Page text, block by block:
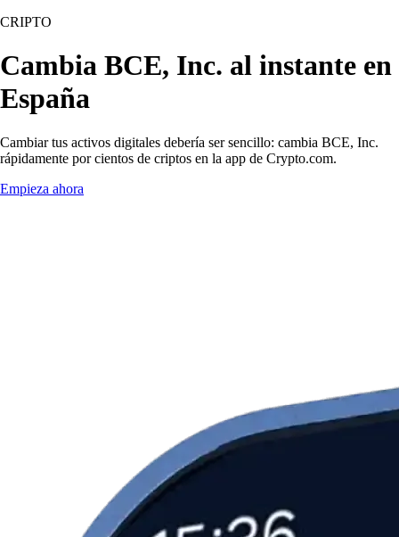
CRIPTO
Cambia BCE, Inc. al instante en
España
Cambiar tus activos digitales debería ser sencillo: cambia BCE, Inc.
rápidamente por cientos de criptos en la app de Crypto.com.
Empieza ahora